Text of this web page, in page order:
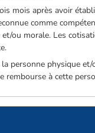
mois après avoir
comme
ou morale. Les
personne physique
rembourse à cette